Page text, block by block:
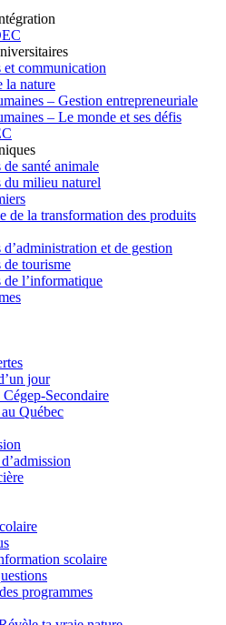
et communication
la nature
– Gestion entrepreneuriale
– Le monde et ses défis
santé animale
du milieu naturel
de la transformation des produits
d’administration et de gestion
de tourisme
de l’informatique
jour
Secondaire
Québec
scolaire
programmes